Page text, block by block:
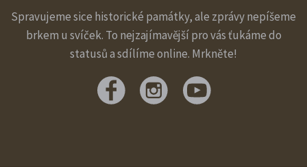
Spravujeme sice historické památky, ale zprávy nepíšeme
brkem u svíček. To nejzajímavější pro vás ťukáme do
statusů a sdílíme online. Mrkněte!